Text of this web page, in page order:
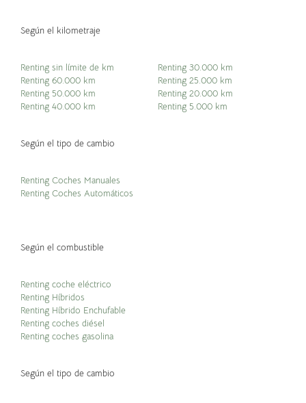
Según el kilometraje
Renting sin límite de km
Renting 60.000 km
Renting 50.000 km
Renting 40.000 km
Renting 30.000 km
Renting 25.000 km
Renting 20.000 km
Renting 5.000 km
Según el tipo de cambio
Renting Coches Manuales
Renting Coches Automáticos
Según el combustible
Renting coche eléctrico
Renting Híbridos
Renting Híbrido Enchufable
Renting coches diésel
Renting coches gasolina
Según el tipo de cambio